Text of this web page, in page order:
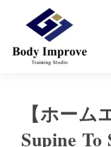
【ホーム
Supine